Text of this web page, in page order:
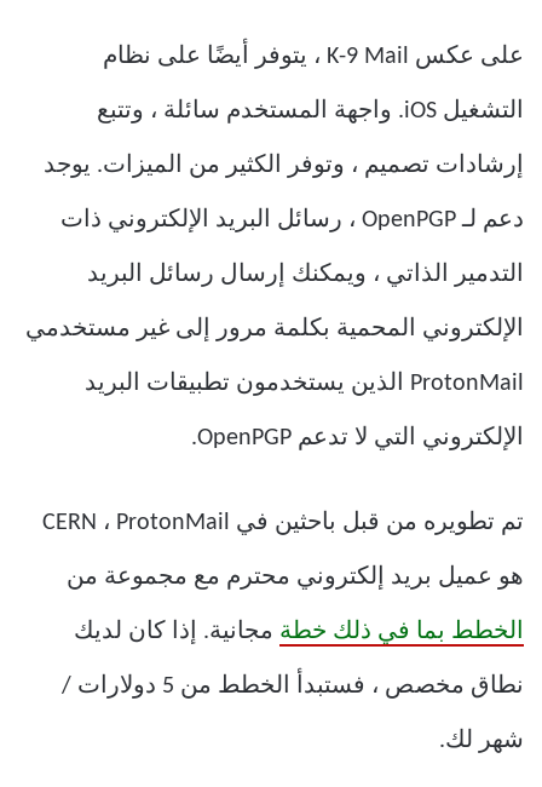
على عكس K-9 Mail ، يتوفر أيضًا على نظام
التشغيل iOS. واجهة المستخدم سائلة ، وتتبع
إرشادات تصميم ، وتوفر الكثير من الميزات. يوجد
دعم لـ OpenPGP ، رسائل البريد الإلكتروني ذات
التدمير الذاتي ، ويمكنك إرسال رسائل البريد
الإلكتروني المحمية بكلمة مرور إلى غير مستخدمي
ProtonMail الذين يستخدمون تطبيقات البريد
الإلكتروني التي لا تدعم OpenPGP.
تم تطويره من قبل باحثين في CERN ، ProtonMail
هو عميل بريد إلكتروني محترم مع مجموعة من
الخطط بما في ذلك خطة مجانية. إذا كان لديك
نطاق مخصص ، فستبدأ الخطط من 5 دولارات /
شهر لك.